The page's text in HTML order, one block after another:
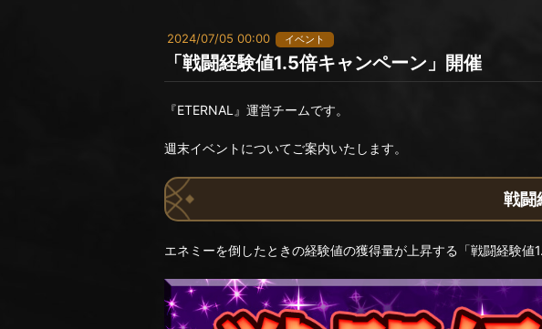
2024/07/05 00:00 イベント
「戦闘経験値1.5倍キャンペーン」開催
『ETERNAL』運営チームです。
週末イベントについてご案内いたします。
戦闘
エネミーを倒したときの経験値の獲得量が上昇する「戦闘経験値